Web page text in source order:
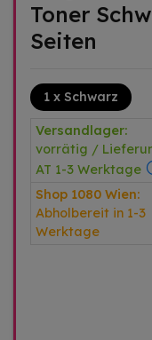
Toner
Seiten
1 x Schwarz
Versandlager:
vorrätig /
AT 1-3 Werktage
Shop 1080 Wien:
Abholbereit in 1-3
Werktage